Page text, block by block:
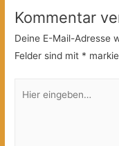
Kommentar
Deine E-Mail-Adresse
Felder sind mit *
eingeben…